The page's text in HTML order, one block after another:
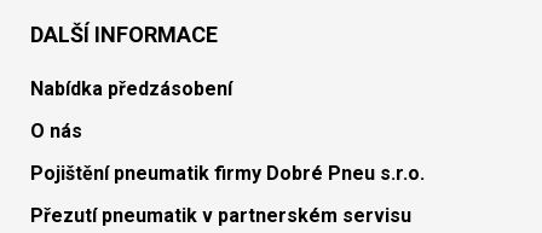
DALŠÍ INFORMACE
Nabídka předzásobení
O nás
Pojištění pneumatik firmy Dobré Pneu s.r.o.
Přezutí pneumatik v partnerském servisu